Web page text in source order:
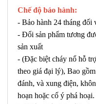
Chế độ bảo hành:
- Bảo hành 24 tháng đối
- Đổi sản phẩm tương
sản xuất
- (Đặc biệt cháy nổ hỗ
theo giá đại lý), Bao
đánh, và xung điện,
hoạn hoặc cố ý phá